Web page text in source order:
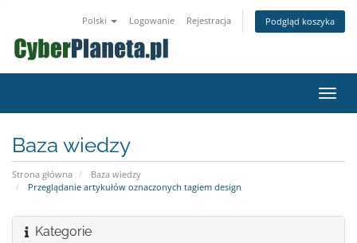
Polski Logowanie Rejestracja Podgląd koszyka
Baza wiedzy
Strona główna
Baza wiedzy
Przeglądanie artykułów oznaczonych tagiem design
Kategorie